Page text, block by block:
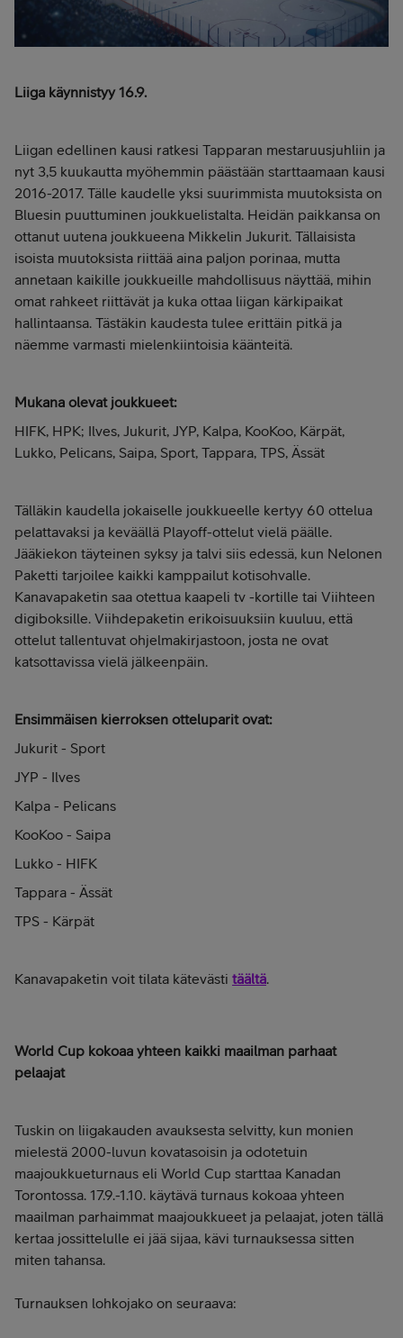
Liiga käynnistyy 16.9.
Liigan edellinen kausi ratkesi Tapparan mestaruusjuhliin ja
nyt 3,5 kuukautta myöhemmin päästään starttaamaan kausi
2016-2017. Tälle kaudelle yksi suurimmista muutoksista on
Bluesin puuttuminen joukkuelistalta. Heidän paikkansa on
ottanut uutena joukkueena Mikkelin Jukurit. Tällaisista
isoista muutoksista riittää aina paljon porinaa, mutta
annetaan kaikille joukkueille mahdollisuus näyttää, mihin
omat rahkeet riittävät ja kuka ottaa liigan kärkipaikat
hallintaansa. Tästäkin kaudesta tulee erittäin pitkä ja
näemme varmasti mielenkiintoisia käänteitä.
Mukana olevat joukkueet:
HIFK, HPK; Ilves, Jukurit, JYP, Kalpa, KooKoo, Kärpät,
Lukko, Pelicans, Saipa, Sport, Tappara, TPS, Ässät
Tälläkin kaudella jokaiselle joukkueelle kertyy 60 ottelua
pelattavaksi ja keväällä Playoff-ottelut vielä päälle.
Jääkiekon täyteinen syksy ja talvi siis edessä, kun Nelonen
Paketti tarjoilee kaikki kamppailut kotisohvalle.
Kanavapaketin saa otettua kaapeli tv -kortille tai Viihteen
digiboksille. Viihdepaketin erikoisuuksiin kuuluu, että
ottelut tallentuvat ohjelmakirjastoon, josta ne ovat
katsottavissa vielä jälkeenpäin.
Ensimmäisen kierroksen otteluparit ovat:
Jukurit - Sport
JYP - Ilves
Kalpa - Pelicans
KooKoo - Saipa
Lukko - HIFK
Tappara - Ässät
TPS - Kärpät
Kanavapaketin voit tilata kätevästi täältä.
World Cup kokoaa yhteen kaikki maailman parhaat
pelaajat
Tuskin on liigakauden avauksesta selvitty, kun monien
mielestä 2000-luvun kovatasoisin ja odotetuin
maajoukkueturnaus eli World Cup starttaa Kanadan
Torontossa. 17.9.-1.10. käytävä turnaus kokoaa yhteen
maailman parhaimmat maajoukkueet ja pelaajat, joten tällä
kertaa jossittelulle ei jää sijaa, kävi turnauksessa sitten
miten tahansa.
Turnauksen lohkojako on seuraava: